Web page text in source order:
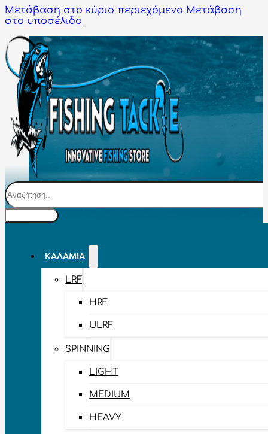
Μετάβαση στο κύριο περιεχόμενο Μετάβαση
στο υποσέλιδο
Αναζήτηση
ΚΑΛΆΜΙΑ
LRF
HRF
ULRF
SPINNING
LIGHT
MEDIUM
HEAVY